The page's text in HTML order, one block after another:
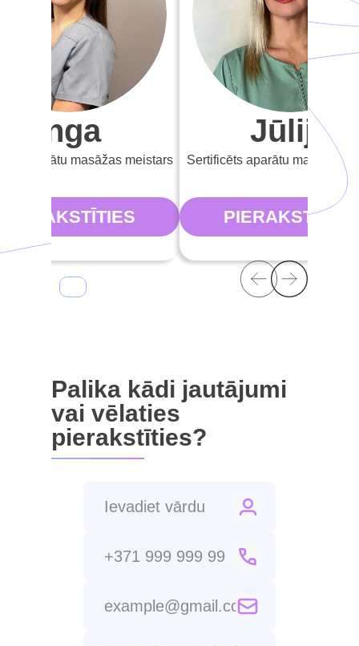
Inga
aparātu masāžas meistars
PIERAKSTĪTIES
Jūlija
Sertificēts aparātu masāžas
PIERAKSTĪTIES
Palika kādi jautājumi
vai vēlaties
pierakstīties?